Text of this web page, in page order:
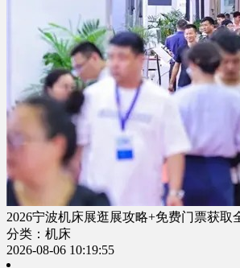
2026宁波机床展逛展攻略+免费门票获取
分类：机床
2026-08-06 10:19:55